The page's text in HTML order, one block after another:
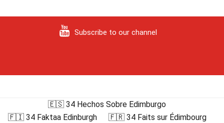
Subscribe to our channel
🇪🇸 34 Hechos Sobre Edimburgo
🇫🇮 34 Faktaa Edinburgh
🇫🇷 34 Faits sur Édimbourg